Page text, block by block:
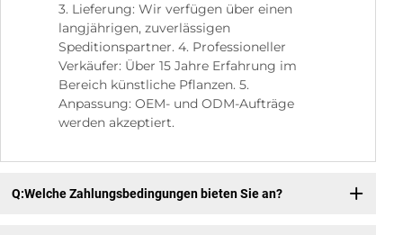
3. Lieferung: Wir verfügen über einen
langjährigen, zuverlässigen
Speditionspartner. 4. Professioneller
Verkäufer: Über 15 Jahre Erfahrung im
Bereich künstliche Pflanzen. 5.
Anpassung: OEM- und ODM-Aufträge
werden akzeptiert.
Q:Welche Zahlungsbedingungen bieten Sie an?